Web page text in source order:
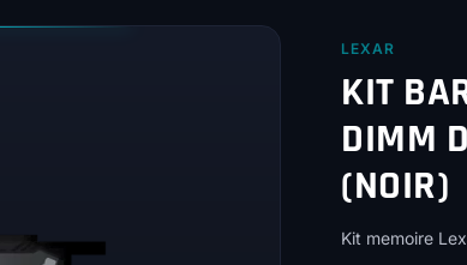
LEXAR
KIT
DIMM
(NOIR)
Kit memoire